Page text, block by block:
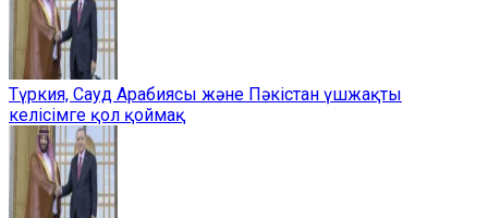
Түркия, Сауд Арабиясы және Пәкістан үшжақты
келісімге қол қоймақ